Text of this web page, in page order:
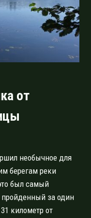
от
необычное для
берегам реки
был самый
за один
километр от